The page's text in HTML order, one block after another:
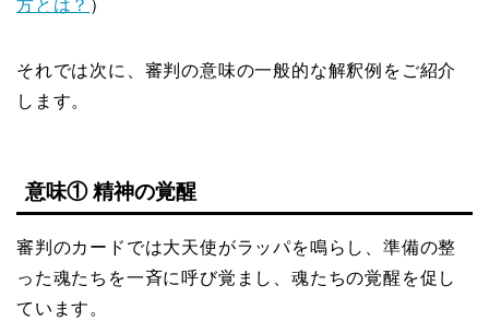
方とは？ ）
それでは次に、審判の意味の一般的な解釈例をご紹介
します。
意味① 精神の覚醒
審判のカードでは大天使がラッパを鳴らし、準備の整
った魂たちを一斉に呼び覚まし、魂たちの覚醒を促し
ています。